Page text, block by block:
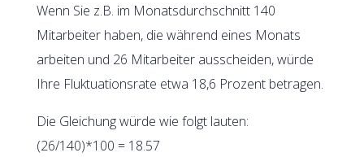
Wenn Sie z.B. im Monatsdurchschnitt 140
Mitarbeiter haben, die während eines Monats
arbeiten und 26 Mitarbeiter ausscheiden, würde
Ihre Fluktuationsrate etwa 18,6 Prozent betragen.
Die Gleichung würde wie folgt lauten:
(26/140)*100 = 18.57